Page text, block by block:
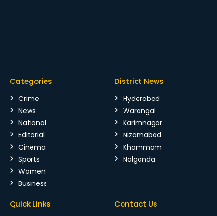
Categories
Crime
News
National
Editorial
Cinema
Sports
Women
Business
District News
Hyderabad
Warangal
Karimnagar
Nizamabad
Khammam
Nalgonda
Quick Links Contact Us